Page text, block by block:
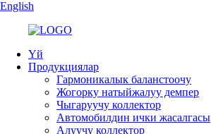
English
Үй
Продукциялар
Гармоникалык баланстоочу
Жогорку натыйжалуу демпер
Чыгаруучу коллектор
Автомобилдин ички жасалгасы
Алуучу коллектор